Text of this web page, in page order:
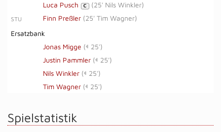
Luca Pusch
C (25' Nils Winkler)
STU Finn Preßler (25' Tim Wagner)
Ersatzbank
Jonas Migge (
25')
Justin Pammler (
25')
Nils Winkler (
25')
Tim Wagner ( 25')
Spielstatistik